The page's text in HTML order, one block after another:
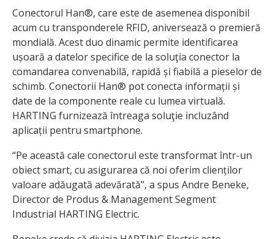
Conectorul Han®, care este de asemenea disponibil
acum cu transponderele RFID, aniversează o premieră
mondială. Acest duo dinamic permite identificarea
ușoară a datelor specifice de la soluţia conector la
comandarea convenabilă, rapidă și fiabilă a pieselor de
schimb. Conectorii Han® pot conecta informații și
date de la componente reale cu lumea virtuală.
HARTING furnizează întreaga soluţie incluzând
aplicații pentru smartphone.
“Pe această cale conectorul este transformat într-un
obiect smart, cu asigurarea că noi oferim clienților
valoare adăugată adevărată”, a spus Andre Beneke,
Director de Produs & Management Segment
Industrial HARTING Electric.